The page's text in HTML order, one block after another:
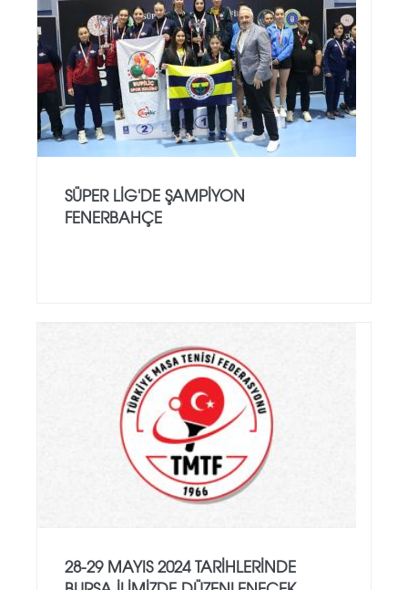
SÜPER LIG'DE ŞAMPIYON
FENERBAHÇE
28-29 MAYIS 2024 TARIHLERINDE